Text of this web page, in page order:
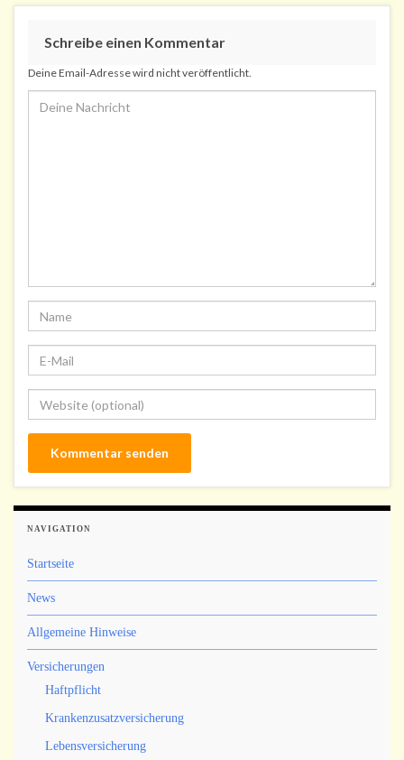
Schreibe einen Kommentar
Deine Email-Adresse wird nicht veröffentlicht.
NAVIGATION
Startseite
News
Allgemeine Hinweise
Versicherungen
Haftpflicht
Krankenzusatzversicherung
Lebensversicherung